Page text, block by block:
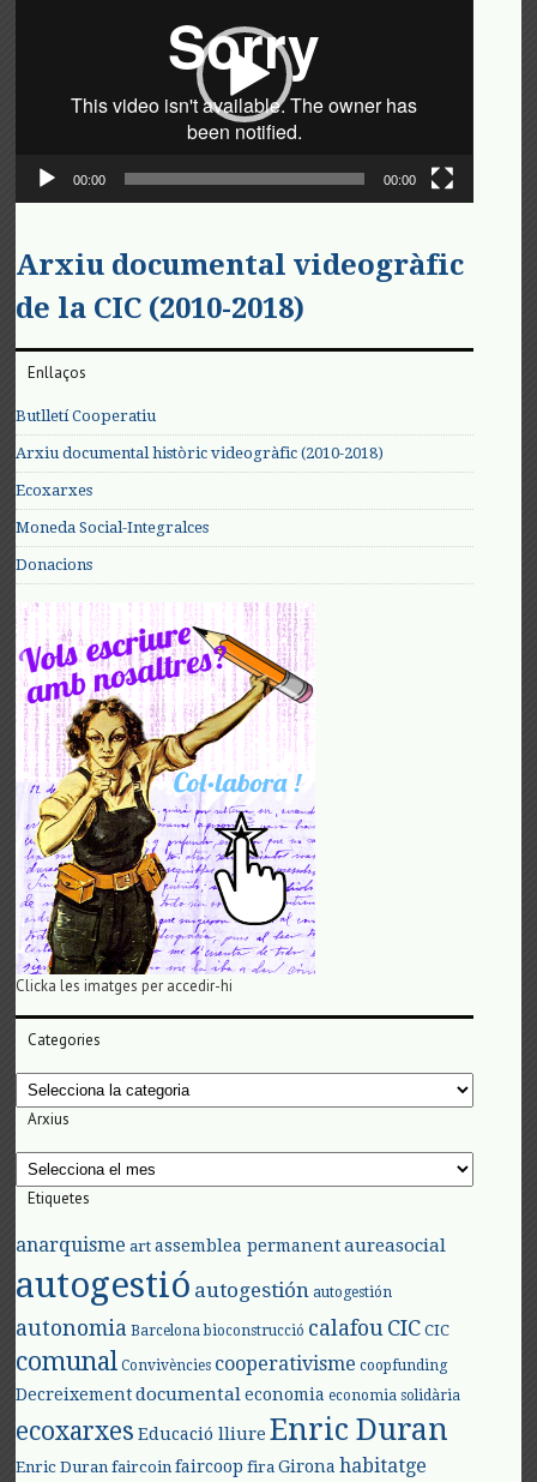
00:00 00:00
Arxiu documental videogràfic
de la CIC (2010-2018)
Enllaços
Butlletí Cooperatiu
Arxiu documental històric videogràfic (2010-2018)
Ecoxarxes
Moneda Social-Integralces
Donacions
Clicka les imatges per accedir-hi
Categories
Categories
Arxius
Arxius
Etiquetes
anarquisme art assemblea permanent aureasocial
autogestió autogestión autogestión
autonomia Barcelona bioconstrucció calafouCIC CIC
comunal Convivències cooperativisme coopfunding
Decreixement documental economia economia solidària
ecoxarxes Educació lliure Enric Duran
Enric Duran faircoin faircoop fira Girona habitatge